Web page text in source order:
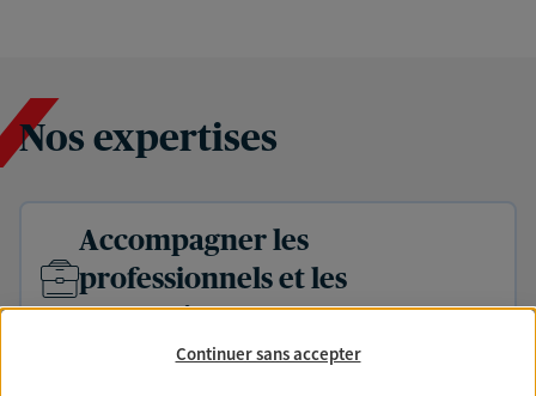
Nos expertises
Accompagner les
professionnels et les
entreprises
Comme vous, nous sommes des indépendants. Nous
Continuer sans accepter